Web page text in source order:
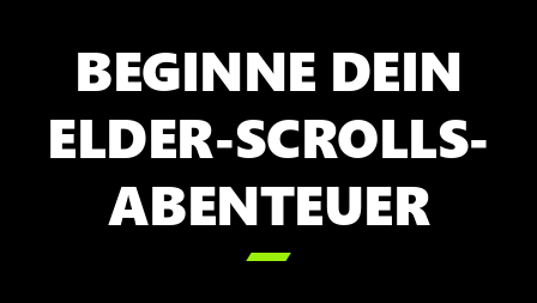
BEGINNE DEIN
ELDER-SCROLLS-
ABENTEUER
